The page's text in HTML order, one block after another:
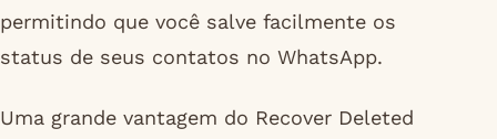
permitindo que você salve facilmente os
status de seus contatos no WhatsApp.
Uma grande vantagem do Recover Deleted